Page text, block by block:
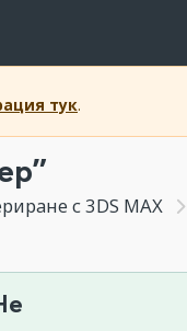
тук.
с 3DS MAX